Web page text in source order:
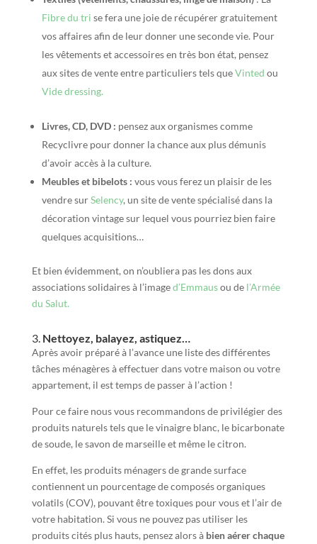
Fibre du tri se fera une joie de récupérer gratuitement
vos affaires afin de leur donner une seconde vie. Pour
les vêtements et accessoires en très bon état, pensez
aux sites de vente entre particuliers tels queVinted ou
Vide dressing.
Livres, CD, DVD : pensez aux organismes comme
Recyclivre pour donner la chance aux plus démunis
d’avoir accès à la culture.
Meubles et bibelots : vous vous ferez un plaisir de les
vendre surSelency, un site de vente spécialisé dans la
décoration vintage sur lequel vous pourriez bien faire
quelques acquisitions…
Et bien évidemment, on n’oubliera pas les dons aux
associations solidaires à l’imaged’Emmausou del’Armée
du Salut.
3. Nettoyez, balayez, astiquez…
Après avoir préparé à l’avance une liste des différentes
tâches ménagères à effectuer dans votre maison ou votre
appartement, il est temps de passer à l’action !
Pour ce faire nous vous recommandons de privilégier des
produits naturels tels que le vinaigre blanc, le bicarbonate
de soude, le savon de marseille et même le citron.
En effet, les produits ménagers de grande surface
contiennent un pourcentage de composés organiques
volatils (COV), pouvant être toxiques pour vous et l’air de
votre habitation. Si vous ne pouvez pas utiliser les
produits cités plus hauts, pensez alors à bien aérer chaque